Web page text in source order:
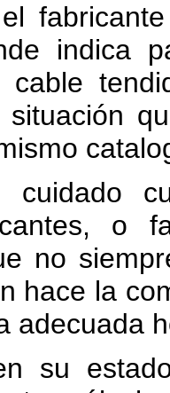
indica
cable
cuidado
o
no
hace la
adecuada
su